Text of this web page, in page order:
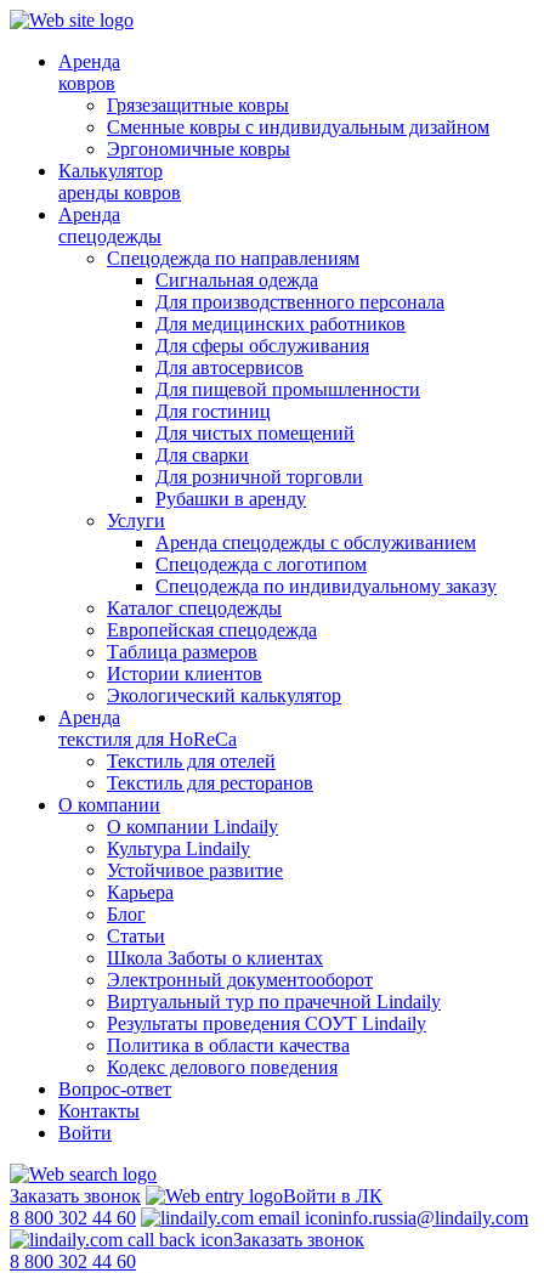
Аренда
ковров
Грязезащитные ковры
Сменные ковры с индивидуальным дизайном
Эргономичные ковры
Калькулятор
аренды ковров
Аренда
спецодежды
Спецодежда по направлениям
Сигнальная одежда
Для производственного персонала
Для медицинских работников
Для сферы обслуживания
Для автосервисов
Для пищевой промышленности
Для гостиниц
Для чистых помещений
Для сварки
Для розничной торговли
Рубашки в аренду
Услуги
Аренда спецодежды с обслуживанием
Спецодежда с логотипом
Спецодежда по индивидуальному заказу
Каталог спецодежды
Европейская спецодежда
Таблица размеров
Истории клиентов
Экологический калькулятор
Аренда
текстиля для HoReCa
Текстиль для отелей
Текстиль для ресторанов
О компании
О компании Lindaily
Культура Lindaily
Устойчивое развитие
Карьера
Блог
Статьи
Школа Заботы о клиентах
Электронный документооборот
Виртуальный тур по прачечной Lindaily
Результаты проведения СОУТ Lindaily
Политика в области качества
Кодекс делового поведения
Вопрос-ответ
Контакты
Войти
Заказать звонок
Войти в ЛК
8 800 302 44 60
info.russia@lindaily.com
Заказать звонок
8 800 302 44 60